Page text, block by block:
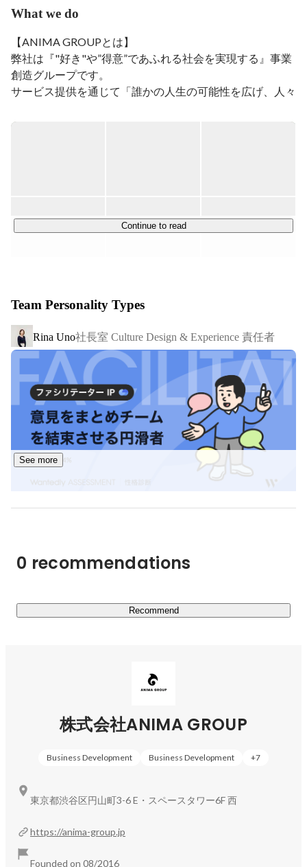
やメルペイに出向しGoによるバックエンド開発を経
験。
2020年にSpectra株式会社に参画し、いくつかの事業・プ
ロダクトにおいてRuby on RailsやGoでのバックエンド開
発とTypeScript&Reactでのフロントエンド開発に携わ
る。
What we do
【ANIMA GROUPとは】
弊社は『"好き"や”得意”であふれる社会を実現する』事業
創造グループです。
サービス提供を通じて「誰かの人生の可能性を広げ、人々
くことを目指し、領域問わず挑戦しています。
【グループ紹介】
■ ゲームデータのマーケットプレイス企業
私たちは『ゲームにかけた時間や努力が資産となる常識を
つくる』ため、ゲームに関わるすべての人が「自分の努力
した時間」をお金に変えたり、「自分自身の得意で生活す
る」ことができるようにしたいと考えております。
そのため「アカウントやアイテムの売買」だけでなく、
「ゲームプレイの代行」を募集・依頼できる機能なども提
供しています。また、登録者数は100万人を大きく超えて
おり、同領域の中でも後発ながら急成長しているサービス
となっています。
どの動きがあり、今まさに「ゲーム業界は変革期を迎えて
いる」と言えます。
「ゲームを楽しみ続けられるライフスタイル」を私たちと
ともに創りませんか？
2022年のグループ化以降『"好き"や”得意”であふれる社会
そして、多くの新規事業を立ち上げていくにあたって私た
ちが大切にしている軸があります。
② 安心して、大きく挑戦できる環境を用意する
③ 成功した際には、大きなリターンを受け取れる
これらを大切にした上で、「挑戦したい」と考えている人
が「前向きな気持ち」で取り組めるようサポートしていま
Continue to read
Team Personality Types
Rina Uno社長室 Culture Design & Experience 責任者
See more
0 recommendations
Recommend
株式会社ANIMA GROUP
Business Development Business Development +7
https://anima-group.jp
Founded on 08/2016
東京都渋谷区円山町3-6 E・スペースタワー6F 西